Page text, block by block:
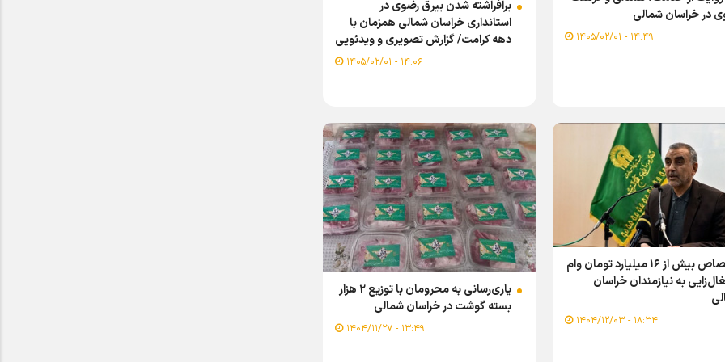
در خراسان شمالی
۱۴:۴۹ - ۱۴۰۵/۰۲/۰۱
برافراشته شدن بیرق رضوی در
استانداری خراسان شمالی همزمان با
دهه کرامت/ گزارش تصویری و ویدئویی
۱۴:۰۶ - ۱۴۰۵/۰۲/۰۱
اختصاص بیش از ۱۶ میلیارد تومان وام
به نیازمندان خراسان
۱۸:۳۴ - ۱۴۰۴/۱۲/۰۳
یاری‌رسانی به محرومان با توزیع ۲ هزار
بسته گوشت در خراسان شمالی
۱۳:۴۹ - ۱۴۰۴/۱۱/۲۷